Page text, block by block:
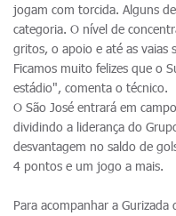
jogam com torcida. Alguns
categoria. O nível de
gritos, o apoio e até as vaias
Ficamos muito felizes que o
estádio", comenta o técnico.
O São José entrará em
dividindo a liderança do
desvantagem no saldo de
4 pontos e um jogo a mais.
Para acompanhar a